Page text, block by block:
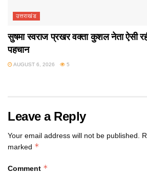
उत्तराखंड
सुषमा स्वराज प्रखर वक्ता कुशल नेता ऐसी
पहचान
AUGUST 6, 2026 5
Leave a Reply
Your email address will not be published.
marked *
Comment *